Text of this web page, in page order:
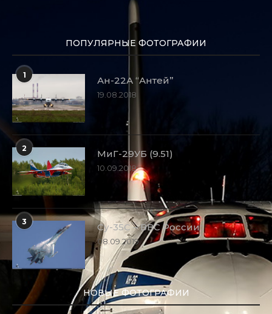
ПОПУЛЯРНЫЕ ФОТОГРАФИИ
1
Ан-22А “Антей”
19.08.2018
2
МиГ-29УБ (9.51)
10.09.2018
3
Су-35С – ВВС России
08.09.2019
НОВЫЕ ФОТОГРАФИИ